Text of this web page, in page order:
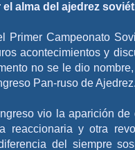
el alma del ajedrez
Primer Campeonato
acontecimientos y
no se le dio
Pan-ruso de Ajedrez.
vio la aparición
reaccionaria y otra
del siempre